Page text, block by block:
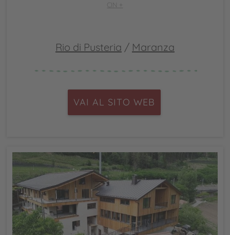
CIN +
Rio di Pusteria / Maranza
VAI AL SITO WEB